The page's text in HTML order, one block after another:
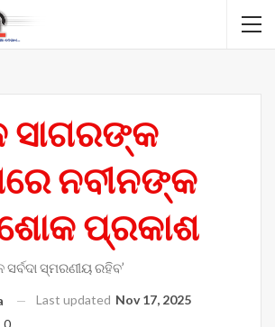
ସାଗରଙ୍କ
ନବୀନଙ୍କ
ପ୍ରକାଶ
ସ୍ମରଣୀୟ ରହିବ’
Last updated Nov 17, 2025